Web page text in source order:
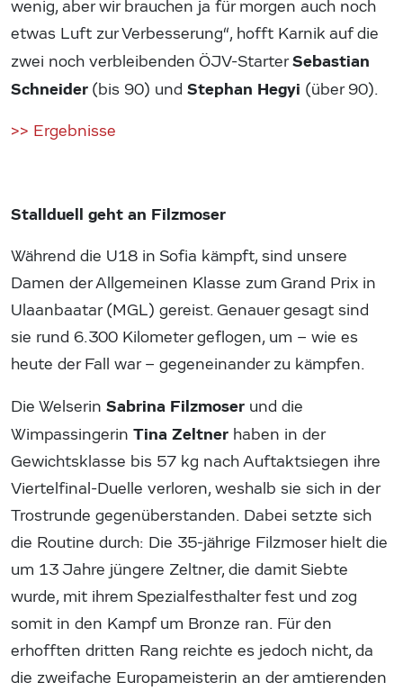
wenig, aber wir brauchen ja für morgen auch noch
etwas Luft zur Verbesserung“, hofft Karnik auf die
zwei noch verbleibenden ÖJV-StarterSebastian
Schneider (bis 90) und Stephan Hegyi (über 90).
>> Ergebnisse
Stallduell geht an Filzmoser
Während die U18 in Sofia kämpft, sind unsere
Damen der Allgemeinen Klasse zum Grand Prix in
Ulaanbaatar (MGL) gereist. Genauer gesagt sind
sie rund 6.300 Kilometer geflogen, um – wie es
heute der Fall war – gegeneinander zu kämpfen.
Die Welserin Sabrina Filzmoser und die
Wimpassingerin Tina Zeltner haben in der
Gewichtsklasse bis 57 kg nach Auftaktsiegen ihre
Viertelfinal-Duelle verloren, weshalb sie sich in der
Trostrunde gegenüberstanden. Dabei setzte sich
die Routine durch: Die 35-jährige Filzmoser hielt die
um 13 Jahre jüngere Zeltner, die damit Siebte
wurde, mit ihrem Spezialfesthalter fest und zog
somit in den Kampf um Bronze ran. Für den
erhofften dritten Rang reichte es jedoch nicht, da
die zweifache Europameisterin an der amtierenden